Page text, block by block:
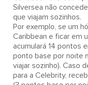
Silversea não
que viajam sozinhos.
Por exemplo, se um
Caribbean e ficar em
acumulará 14 pontos
ponto base por noite
viajar sozinho). Caso
para a Celebrity,